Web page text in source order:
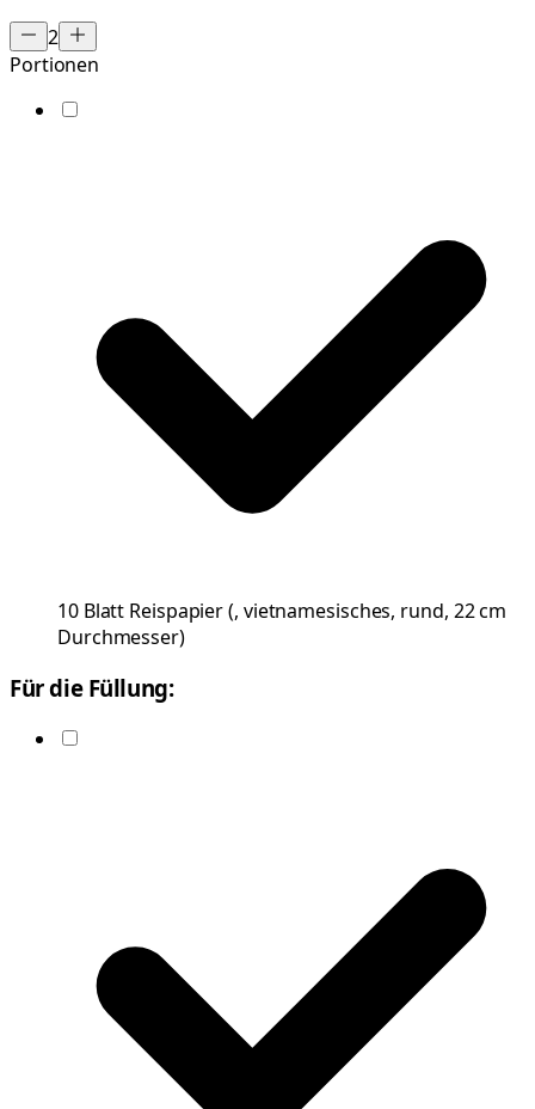
2
Portionen
10 Blatt Reispapier(, vietnamesisches, rund, 22 cm
Durchmesser)
Für die Füllung: